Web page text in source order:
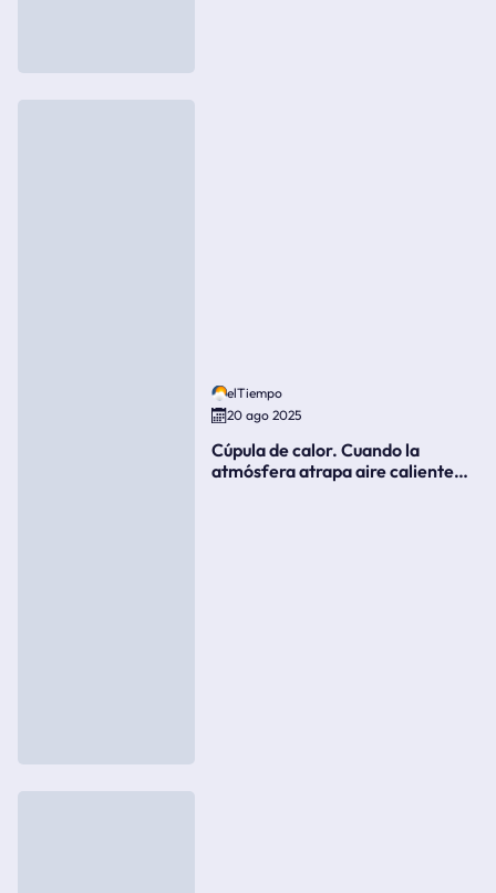
elTiempo
20 ago 2025
Cúpula de calor. Cuando la
atmósfera atrapa aire caliente